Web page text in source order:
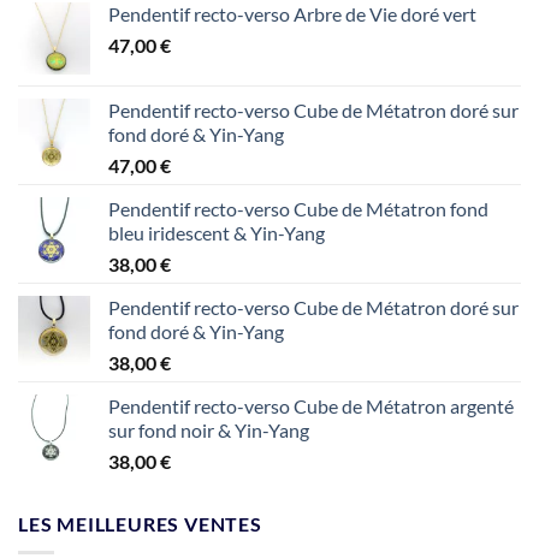
Pendentif recto-verso Arbre de Vie doré vert
47,00€
Pendentif recto-verso Cube de Métatron doré sur
fond doré & Yin-Yang
47,00€
Pendentif recto-verso Cube de Métatron fond
bleu iridescent & Yin-Yang
38,00€
Pendentif recto-verso Cube de Métatron doré sur
fond doré & Yin-Yang
38,00€
Pendentif recto-verso Cube de Métatron argenté
sur fond noir & Yin-Yang
38,00€
LES MEILLEURES VENTES